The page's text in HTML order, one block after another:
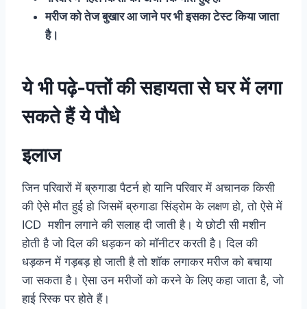
मरीज को तेज बुखार आ जाने पर भी इसका टेस्ट किया जाता
है।
ये भी पढ़े-पत्तों की सहायता से घर में लगा
सकते हैं ये पौधे
इलाज
जिन परिवारों में ब्रुगाडा पैटर्न हो यानि परिवार में अचानक किसी
की ऐसे मौत हुई हो जिसमें ब्रुगाडा सिंड्रोम के लक्षण हो, तो ऐसे में
ICD मशीन लगाने की सलाह दी जाती है। ये छोटी सी मशीन
होती है जो दिल की धड़कन को मॉनीटर करती है। दिल की
धड़कन में गड़बड़ हो जाती है तो शॉक लगाकर मरीज को बचाया
जा सकता है। ऐसा उन मरीजों को करने के लिए कहा जाता है, जो
हाई रिस्क पर होते हैं।